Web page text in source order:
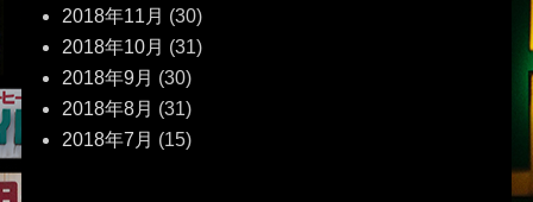
2018年11月 (30)
2018年10月 (31)
2018年9月 (30)
2018年8月 (31)
2018年7月 (15)